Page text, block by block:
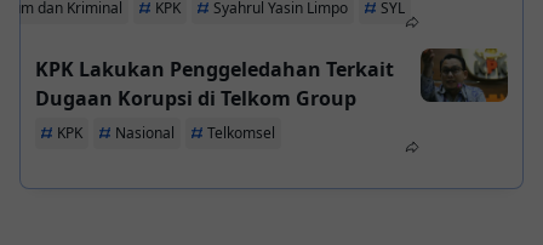
dan Kriminal KPK Syahrul Yasin Limpo SYL
KPK Lakukan Penggeledahan Terkait
Dugaan Korupsi di Telkom Group
KPK Nasional Telkomsel